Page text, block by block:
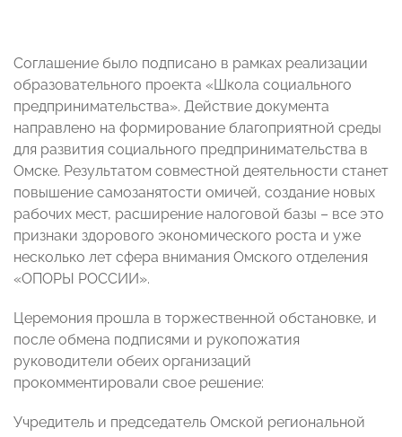
Соглашение было подписано в рамках реализации
образовательного проекта «Школа социального
предпринимательства». Действие документа
направлено на формирование благоприятной среды
для развития социального предпринимательства в
Омске. Результатом совместной деятельности станет
повышение самозанятости омичей, создание новых
рабочих мест, расширение налоговой базы – все это
признаки здорового экономического роста и уже
несколько лет сфера внимания Омского отделения
«ОПОРЫ РОССИИ».
Церемония прошла в торжественной обстановке, и
после обмена подписями и рукопожатия
руководители обеих организаций
прокомментировали свое решение:
Учредитель и председатель Омской региональной